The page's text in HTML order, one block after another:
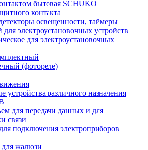
бытовая SCHUKO
контакта
освещенности, таймеры
электроустановочных устройств
для электроустановочных
(фотореле)
устройства различного назначения
для передачи данных и для
связи
подключения электроприборов
для жалюзи